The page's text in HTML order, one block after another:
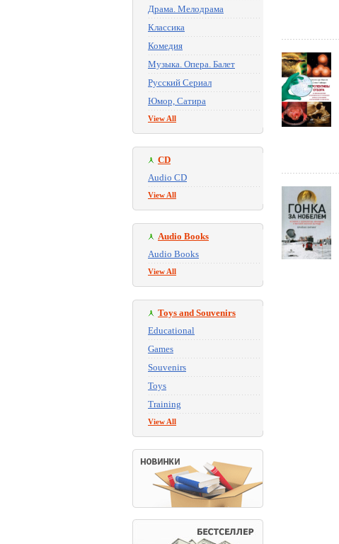
Драма. Мелодрама
Классика
Комедия
Музыка. Опера. Балет
Русский Сериал
Юмор, Сатира
View All
CD
Audio CD
View All
Audio Books
Audio Books
View All
Toys and Souvenirs
Educational
Games
Souvenirs
Toys
Training
View All